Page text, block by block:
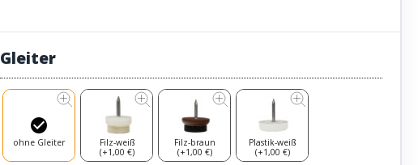
Gleiter
ohne Gleiter
Filz-weiß
(+1,00 €)
Filz-braun
(+1,00 €)
Plastik-weiß
(+1,00 €)